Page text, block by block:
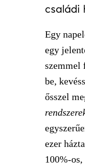
családi
Egy
egy
szemmel
be,
ősszel
ezer
100%-